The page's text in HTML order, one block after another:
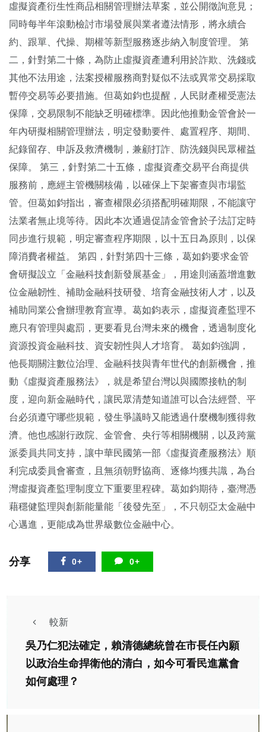
虛擬資產衍生性商品相關管理辦法草案，並公開徵詢意見；
同時每半年滾動檢討市場發展與業者遵法情形，將永續合
約、跟單、代操、期權等新型服務逐步納入制度管理。 第
二，針對第二十條，為防止虛擬資產遭利用於詐欺、洗錢或
其他不法用途，法案授權服務商對疑似不法或異常交易採取
暫停交易等必要措施。但葛如鈞也提醒，人民財產權受憲法
保障，交易限制不能缺乏明確標準。因此他推動金管會於一
年內研擬相關管理辦法，明定發動要件、處置程序、期間、
紀錄留存、申訴及救濟機制，兼顧打詐、防洗錢與民眾權益
保障。 第三，針對第二十五條，虛擬資產交易平台商提供
服務前，應經主管機關核備，以確保上下架審查與市場監
管。但葛如鈞指出，審查權限必須搭配明確期限，不能讓守
法業者無止境等待。因此本次通過促請金管會於子法訂定時
同步進行規範，明定審查程序期限，以十五日為原則，以保
障消費者權益。 第四，針對第四十三條，葛如鈞要求金管
會研擬設立「金融科技創新發展基金」，用途則涵蓋增進數
位金融韌性、補助金融科技研發、培育金融技術人才，以及
補助同業公會辦理教育宣導。葛如鈞表示，虛擬資產監理不
應只有管理與處罰，更要看見台灣未來的機會，透過制度化
資源投資金融科技、資安韌性與人才培育。 葛如鈞強調，
他長期關注數位治理、金融科技與青年世代的創新機會，推
動《虛擬資產服務法》，就是希望台灣以與國際接軌的制
度，迎向新金融時代，讓民眾清楚知道誰可以合法經營、平
台必須遵守哪些規範，發生爭議時又能透過什麼機制獲得救
濟。他也感謝行政院、金管會、央行等相關機關，以及跨黨
派委員共同支持，讓中華民國第一部《虛擬資產服務法》順
利完成委員會審查，且無須朝野協商、逐條均獲共識，為台
灣虛擬資產監理制度立下重要里程碑。葛如鈞期待，臺灣憑
藉穩健監理與創新能量能「後發先至」，不只朝亞太金融中
心邁進，更能成為世界級數位金融中心。
分享 0+ 0+
較新
吳乃仁犯法確定，賴清德總統曾在市長任內願
以政治生命捍衛他的清白，如今可看民進黨會
如何處理？